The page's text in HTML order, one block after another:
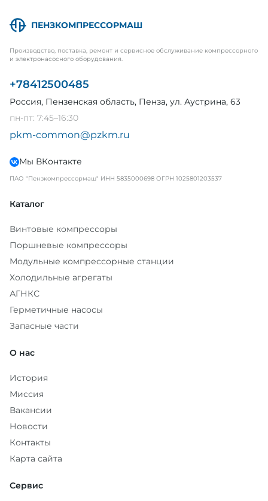
ПЕНЗКОМПРЕССОРМАШ
Производство, поставка, ремонт и сервисное обслуживание компрессорного
и электронасосного оборудования.
+78412500485
Россия, Пензенская область, Пенза, ул. Аустрина, 63
пн-пт: 7:45–16:30
pkm-common@pzkm.ru
Мы ВКонтакте
ПАО "Пензкомпрессормаш" ИНН 5835000698 ОГРН 1025801203537
Каталог
Винтовые компрессоры
Поршневые компрессоры
Модульные компрессорные станции
Холодильные агрегаты
АГНКС
Герметичные насосы
Запасные части
О нас
История
Миссия
Вакансии
Новости
Контакты
Карта сайта
Сервис